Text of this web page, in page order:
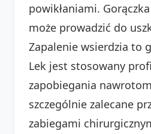
powikłaniami.
może prowadzić do
Zapalenie wsierdzia to
Lek jest stosowany
zapobiegania
szczególnie zalecane
zabiegami